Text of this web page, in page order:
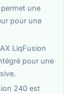
une
pour une
LiqFusion
pour une
240 est